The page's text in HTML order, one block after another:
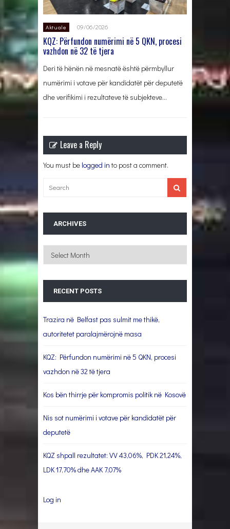
Aktuale 09/06/2026
KQZ: Përfundon numërimi në 5 QKN, procesi
vazhdon në 32 të tjera
Deri të hënën në mesnatë është përmbyllur
numërimi i votave për kandidatët për deputetë
dhe verifikimi i rezultateve të subjekteve…
Leave a Reply
You must be logged in to post a comment.
ARCHIVES
Archives
RECENT POSTS
Trazira në Belfast pas sulmit me thikë,
autoritetet paralajmërojnë masa
KQZ: Përfundon numërimi në 5 QKN, procesi
vazhdon në 32 të tjera
Kos bën thirrje për kompromis politik në Kosovë
Nis sot numërimi i votave për kandidatët për
deputetë
KQZ shpall rezultatet: VV 43,06%, PDK 21,24%,
LDK 17,70% dhe AAK 7,07%
Log in